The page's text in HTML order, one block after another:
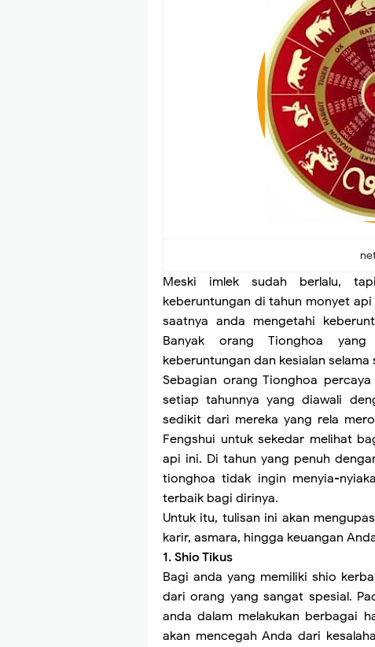
Meski imlek sudah berlalu,
keberuntungan di tahun monyet
saatnya anda mengetahi
Banyak orang Tionghoa
keberuntungan dan kesialan
Sebagian orang Tionghoa
setiap tahunnya yang diawali
sedikit dari mereka yang rela
Fengshui untuk sekedar melihat
api ini. Di tahun yang penuh
tionghoa tidak ingin menyia-
terbaik bagi dirinya.
Untuk itu, tulisan ini akan
karir, asmara, hingga keuangan
1. Shio Tikus
Bagi anda yang memiliki shio
dari orang yang sangat spesial.
anda dalam melakukan berbagai
akan mencegah Anda dari